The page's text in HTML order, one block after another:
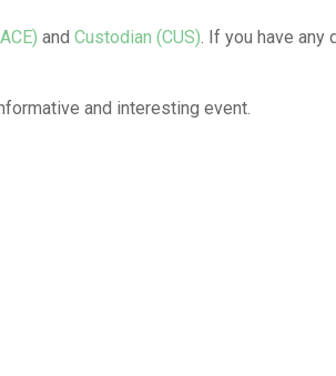
andCustodian (CUS) . If you have
and interesting event.